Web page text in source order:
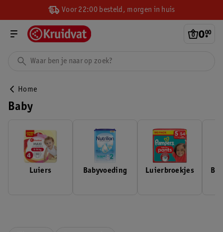
Voor 22:00 besteld, morgen in huis
0.
00
Home
Baby
Luiers Babyvoeding Luierbroekjes